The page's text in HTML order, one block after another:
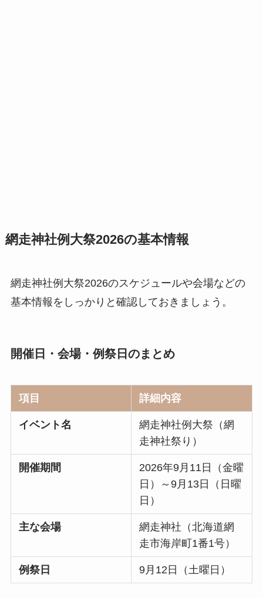
網走神社例大祭2026の基本情報
網走神社例大祭2026のスケジュールや会場などの
基本情報をしっかりと確認しておきましょう。
開催日・会場・例祭日のまとめ
項目 詳細内容
イベント名
網走神社例大祭（網
走神社祭り）
開催期間
2026年9月11日（金曜
日）～9月13日（日曜
日）
主な会場
網走神社（北海道網
走市海岸町1番1号）
例祭日 9月12日（土曜日）